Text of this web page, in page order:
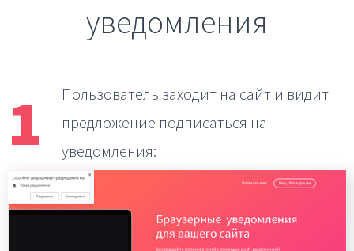
уведомления
1 Пользователь заходит на сайт и видит
предложение подписаться на
уведомления: